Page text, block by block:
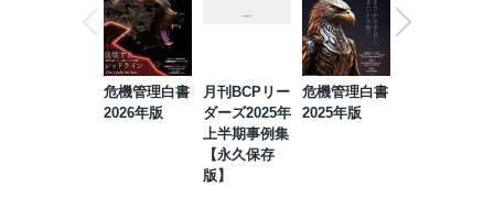
危機管理白書
2026年版
月刊BCPリー
ダーズ2025年
上半期事例集
【永久保存
版】
危機管理白書
2025年版